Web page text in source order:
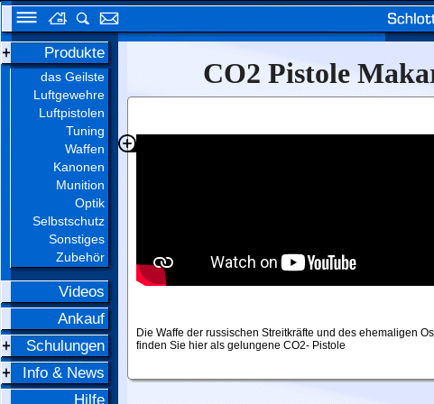
Produkte
das Geilste
Luftgewehre
Luftpistolen
Tuning
Waffen
Kanonen
Munition
Optik
Selbstschutz
Sonstiges
Zubehör
Videos
Ankauf
Schulungen
Info & News
Hilfe
CO2 Pistole
Die Waffe der russischen Streitkräfte und des ehemaligen
finden Sie hier als gelungene CO2- Pistole